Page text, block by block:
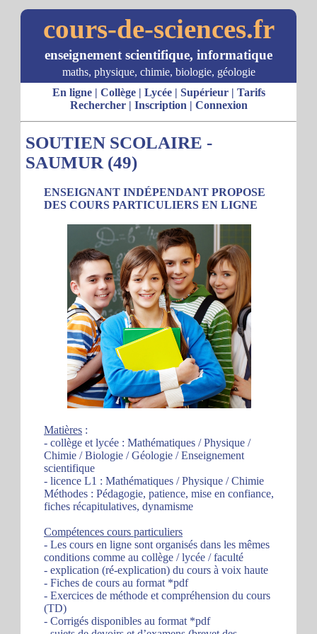
cours-de-sciences.fr
enseignement scientifique, informatique
maths, physique, chimie, biologie, géologie
En ligne| Collège| Lycée| Supérieur| Tarifs
Rechercher| Inscription | Connexion
SOUTIEN SCOLAIRE -
SAUMUR (49)
ENSEIGNANT INDÉPENDANT PROPOSE
DES COURS PARTICULIERS EN LIGNE
Matières :
- collège et lycée : Mathématiques / Physique /
Chimie / Biologie / Géologie / Enseignement
scientifique
- licence L1 : Mathématiques / Physique / Chimie
Méthodes : Pédagogie, patience, mise en confiance,
fiches récapitulatives, dynamisme
Compétences cours particuliers
- Les cours en ligne sont organisés dans les mêmes
conditions comme au collège / lycée / faculté
- explication (ré-explication) du cours à voix haute
- Fiches de cours au format *pdf
- Exercices de méthode et compréhension du cours
(TD)
- Corrigés disponibles au format *pdf